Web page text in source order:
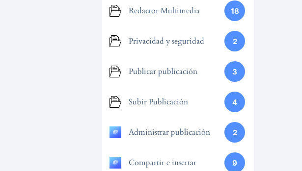
Redactor Multimedia 18
Privacidad y seguridad 2
Publicar publicación 3
Subir Publicación 4
Administrar publicación 2
Compartir e insertar 9